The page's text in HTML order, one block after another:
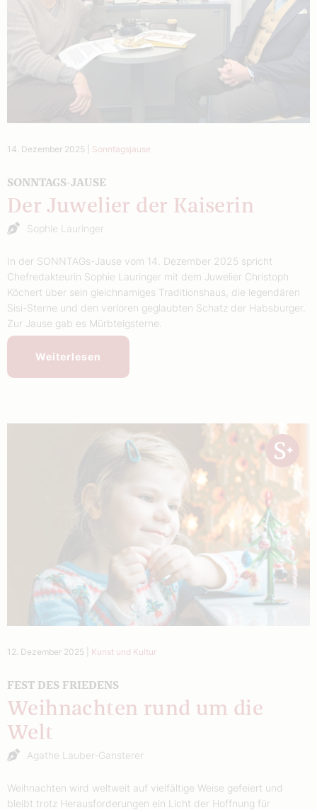
14. Dezember 2025 Sonntagsjause
SONNTAGS-JAUSE
Der Juwelier der Kaiserin
Sophie Lauringer
In der SONNTAGs-Jause vom 14. Dezember 2025 spricht
Chefredakteurin Sophie Lauringer mit dem Juwelier Christoph
Köchert über sein gleichnamiges Traditionshaus, die legendären
Sisi-Sterne und den verloren geglaubten Schatz der Habsburger.
Zur Jause gab es Mürbteigsterne.
Weiterlesen
12. Dezember 2025 Kunst und Kultur
FEST DES FRIEDENS
Weihnachten rund um die
Welt
Agathe Lauber-Gansterer
Weihnachten wird weltweit auf vielfältige Weise gefeiert und
bleibt trotz Herausforderungen ein Licht der Hoffnung für